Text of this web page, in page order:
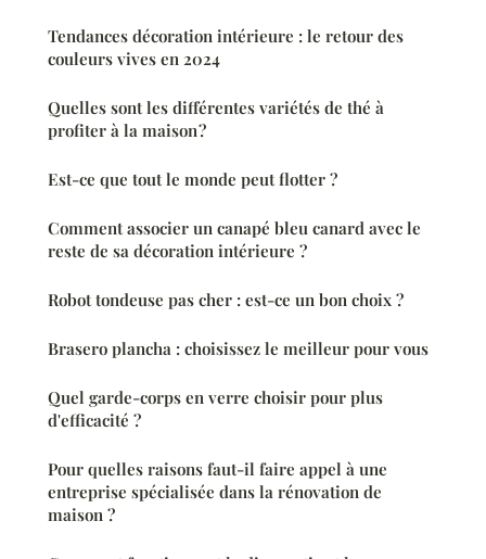
Tendances décoration intérieure : le retour des
couleurs vives en 2024
Quelles sont les différentes variétés de thé à
profiter à la maison ?
Est-ce que tout le monde peut flotter ?
Comment associer un canapé bleu canard avec le
reste de sa décoration intérieure ?
Robot tondeuse pas cher : est-ce un bon choix ?
Brasero plancha : choisissez le meilleur pour vous
Quel garde-corps en verre choisir pour plus
d'efficacité ?
Pour quelles raisons faut-il faire appel à une
entreprise spécialisée dans la rénovation de
maison ?